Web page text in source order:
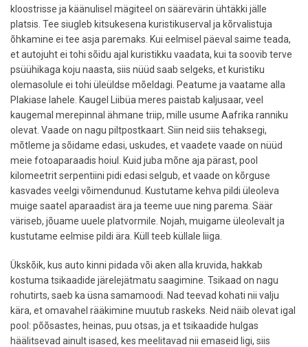
kloostrisse ja käänulisel mägiteel on säärevärin ühtäkki jälle
platsis. Tee siugleb kitsukesena kuristikuserval ja kõrvalistuja
õhkamine ei tee asja paremaks. Kui eelmisel päeval saime teada,
et autojuht ei tohi sõidu ajal kuristikku vaadata, kui ta soovib terve
psüühikaga koju naasta, siis nüüd saab selgeks, et kuristiku
olemasolule ei tohi üleüldse mõeldagi. Peatume ja vaatame alla
Plakiase lahele. Kaugel Liibüa meres paistab kaljusaar, veel
kaugemal merepinnal ähmane triip, mille usume Aafrika ranniku
olevat. Vaade on nagu piltpostkaart. Siin neid siis tehaksegi,
mõtleme ja sõidame edasi, uskudes, et vaadete vaade on nüüd
meie fotoaparaadis hoiul. Kuid juba mõne aja pärast, pool
kilomeetrit serpentiini pidi edasi selgub, et vaade on kõrguse
kasvades veelgi võimendunud. Kustutame kehva pildi üleoleva
muige saatel aparaadist ära ja teeme uue ning parema. Säär
väriseb, jõuame uuele platvormile. Nojah, muigame üleolevalt ja
kustutame eelmise pildi ära. Küll teeb küllale liiga.
Ükskõik, kus auto kinni pidada või aken alla kruvida, hakkab
kostuma tsikaadide järelejätmatu saagimine. Tsikaad on nagu
rohutirts, saeb ka üsna samamoodi. Nad teevad kohati nii valju
kära, et omavahel rääkimine muutub raskeks. Neid näib olevat igal
pool: põõsastes, heinas, puu otsas, ja et tsikaadide hulgas
häälitsevad ainult isased, kes meelitavad nii emaseid ligi, siis